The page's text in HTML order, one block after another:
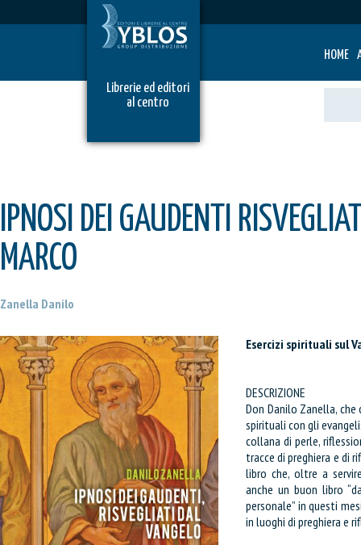
HOME
Librerie ed editori
al centro
IPNOSI DEI GAUDENTI
MARCO
Zanella Danilo
Esercizi spirituali sul
DESCRIZIONE
Don Danilo Zanella,
spirituali con gli
collana di perle,
tracce di preghiera e di
libro che, oltre a
anche un buon libro
personale” in questi
in luoghi di preghiera e